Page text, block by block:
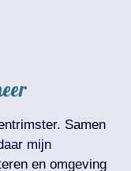
Samen
mijn
en omgeving